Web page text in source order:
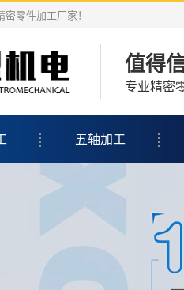
零件加工厂家！
值得
专业精密
五轴加工